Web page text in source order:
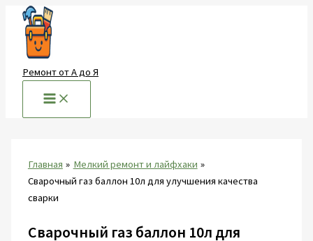
Перейти
содержимому
Ремонт от А до Я
Главная
Мелкий ремонт и лайфхаки
Сварочный газ баллон 10л для улучшения качества
сварки
Сварочный газ баллон 10л для